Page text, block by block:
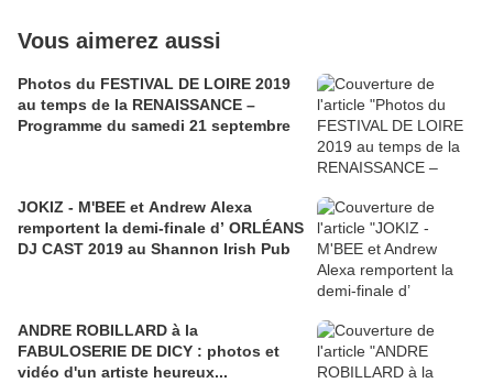
Vous aimerez aussi
Photos du FESTIVAL DE LOIRE 2019
au temps de la RENAISSANCE –
Programme du samedi 21 septembre
JOKIZ - M'BEE et Andrew Alexa
remportent la demi-finale d’ ORLÉANS
DJ CAST 2019 au Shannon Irish Pub
ANDRE ROBILLARD à la
FABULOSERIE DE DICY : photos et
vidéo d'un artiste heureux...